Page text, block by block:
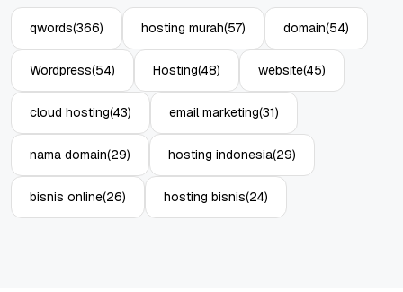
qwords(366) hosting murah(57) domain(54)
Wordpress(54) Hosting(48) website(45)
cloud hosting(43) email marketing(31)
nama domain(29) hosting indonesia(29)
bisnis online(26) hosting bisnis(24)